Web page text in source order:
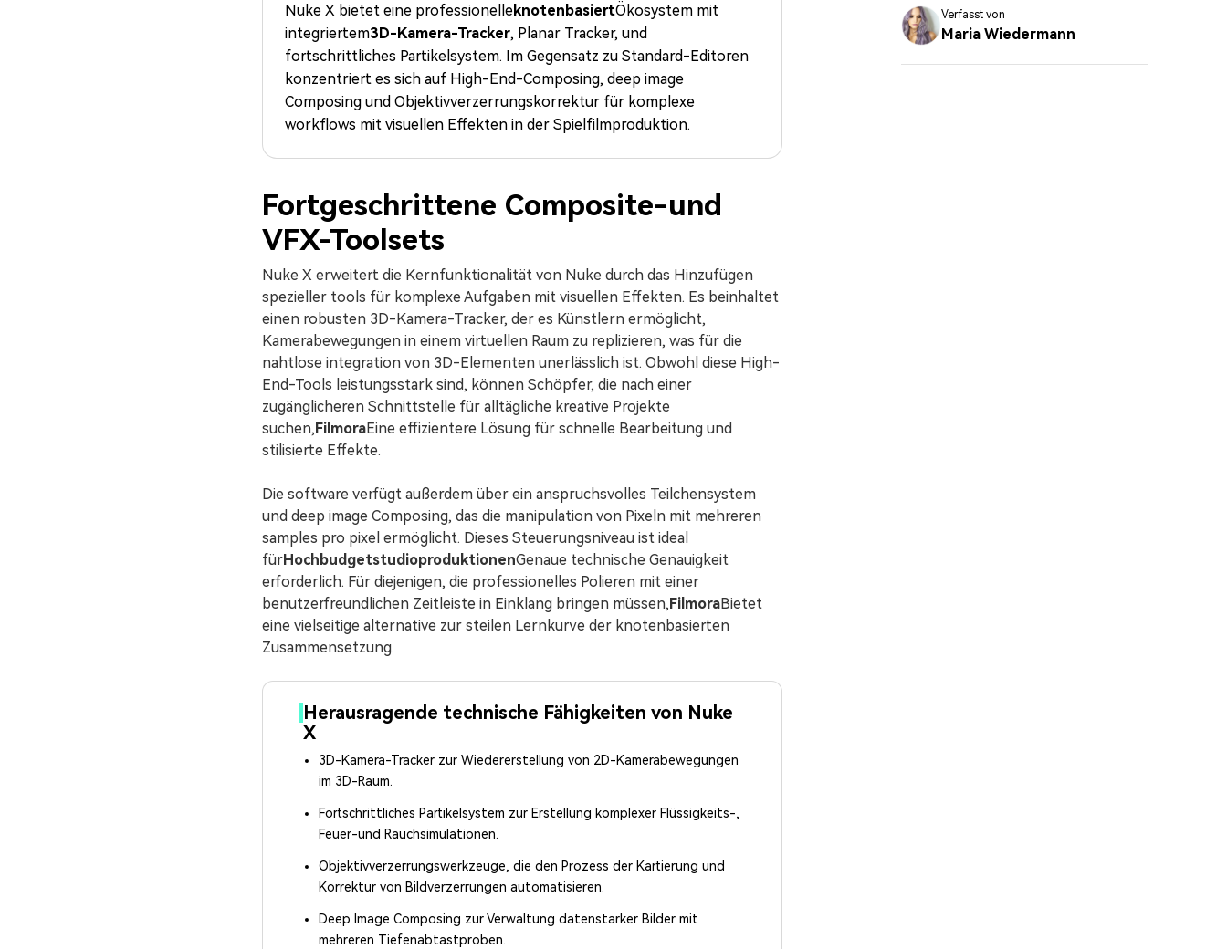
Alle Produkte ansehen
Kostenloser Download
Kostenloser Download
An Freunde empfehlen,
Belohnungen erhalten
Kostenloser Download
Kostenloser Download
Nuke X bietet eine professionelleknotenbasiertÖkosystem mit
integriertem3D-Kamera-Tracker, Planar Tracker, und
fortschrittliches Partikelsystem. Im Gegensatz zu Standard-Editoren
konzentriert es sich auf High-End-Composing, deep image
Composing und Objektivverzerrungskorrektur für komplexe
workflows mit visuellen Effekten in der Spielfilmproduktion.
Fortgeschrittene Composite-und
VFX-Toolsets
Nuke X erweitert die Kernfunktionalität von Nuke durch das Hinzufügen
spezieller tools für komplexe Aufgaben mit visuellen Effekten. Es beinhaltet
einen robusten 3D-Kamera-Tracker, der es Künstlern ermöglicht,
Kamerabewegungen in einem virtuellen Raum zu replizieren, was für die
nahtlose integration von 3D-Elementen unerlässlich ist. Obwohl diese High-
End-Tools leistungsstark sind, können Schöpfer, die nach einer
zugänglicheren Schnittstelle für alltägliche kreative Projekte
suchen,FilmoraEine effizientere Lösung für schnelle Bearbeitung und
stilisierte Effekte.
Die software verfügt außerdem über ein anspruchsvolles Teilchensystem
und deep image Composing, das die manipulation von Pixeln mit mehreren
samples pro pixel ermöglicht. Dieses Steuerungsniveau ist ideal
fürHochbudgetstudioproduktionenGenaue technische Genauigkeit
erforderlich. Für diejenigen, die professionelles Polieren mit einer
benutzerfreundlichen Zeitleiste in Einklang bringen müssen,FilmoraBietet
eine vielseitige alternative zur steilen Lernkurve der knotenbasierten
Zusammensetzung.
Herausragende technische Fähigkeiten von Nuke
X
3D-Kamera-Tracker zur Wiedererstellung von 2D-Kamerabewegungen
im 3D-Raum.
Fortschrittliches Partikelsystem zur Erstellung komplexer Flüssigkeits-,
Feuer-und Rauchsimulationen.
Objektivverzerrungswerkzeuge, die den Prozess der Kartierung und
Korrektur von Bildverzerrungen automatisieren.
Deep Image Composing zur Verwaltung datenstarker Bilder mit
mehreren Tiefenabtastproben.
Verfasst von
Maria Wiedermann